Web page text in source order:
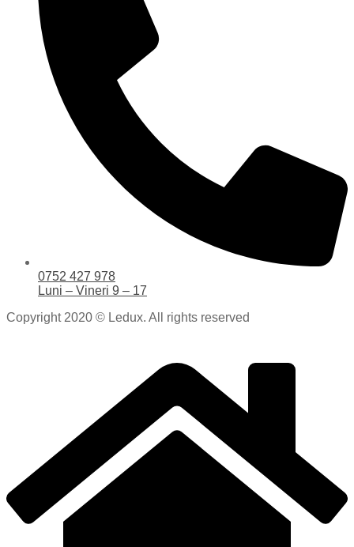
0752 427 978
Luni – Vineri 9 – 17
Copyright 2020 © Ledux. All rights reserved